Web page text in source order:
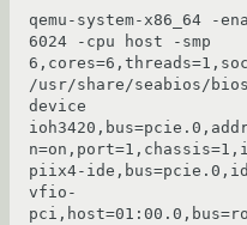
qemu-system-x86_64 -
6024 -cpu host -smp
/usr/share/seabios/
device
piix4-
vfio-